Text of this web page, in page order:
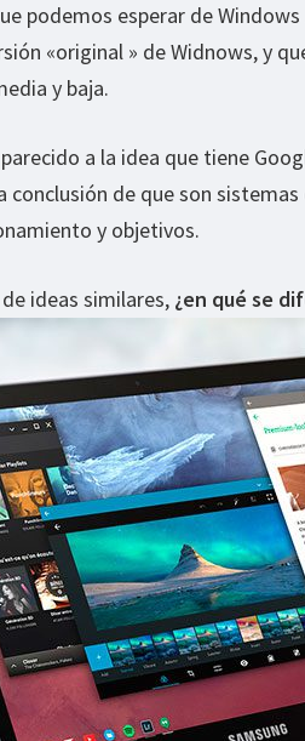
podemos esperar de Windows
«original » de Widnows, y
y baja.
a la idea que tiene
conclusión de que son
y objetivos.
ideas similares, ¿en qué se